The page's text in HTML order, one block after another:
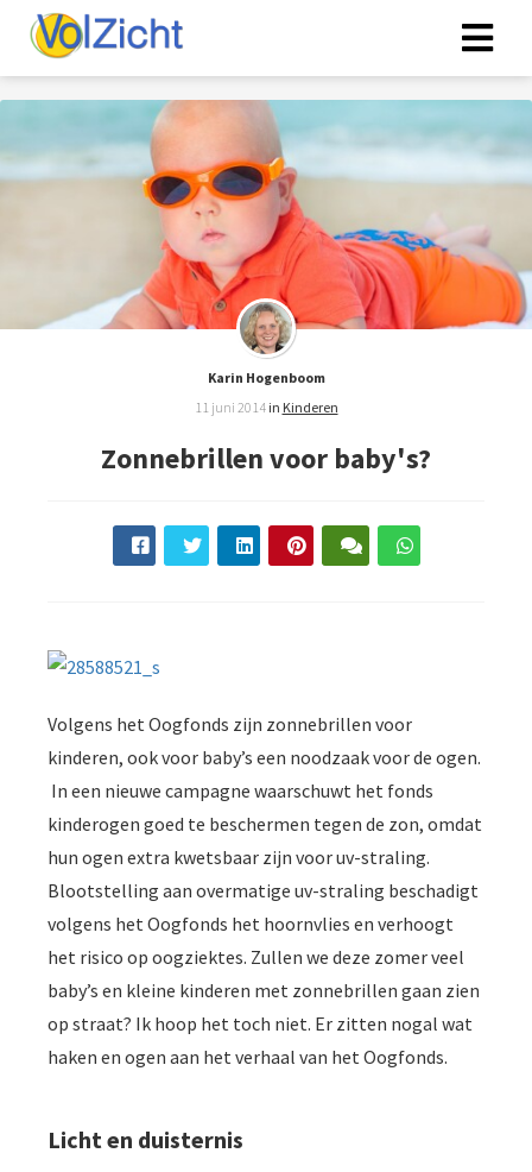
Karin Hogenboom
11 juni 2014 in Kinderen
Zonnebrillen voor baby's?
Volgens het Oogfonds zijn zonnebrillen voor
kinderen, ook voor baby’s een noodzaak voor de ogen.
In een nieuwe campagne waarschuwt het fonds
kinderogen goed te beschermen tegen de zon, omdat
hun ogen extra kwetsbaar zijn voor uv-straling.
Blootstelling aan overmatige uv-straling beschadigt
volgens het Oogfonds het hoornvlies en verhoogt
het risico op oogziektes. Zullen we deze zomer veel
baby’s en kleine kinderen met zonnebrillen gaan zien
op straat? Ik hoop het toch niet. Er zitten nogal wat
haken en ogen aan het verhaal van het Oogfonds.
Licht en duisternis